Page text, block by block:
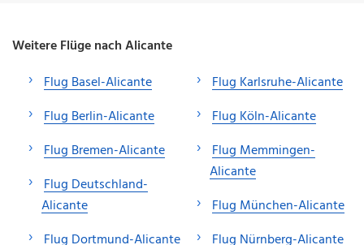
Weitere Flüge nach Alicante
Flug Basel-Alicante
Flug Berlin-Alicante
Flug Bremen-Alicante
Flug Deutschland-
Alicante
Flug Dortmund-Alicante
Flug Karlsruhe-Alicante
Flug Köln-Alicante
Flug Memmingen-
Alicante
Flug München-Alicante
Flug Nürnberg-Alicante